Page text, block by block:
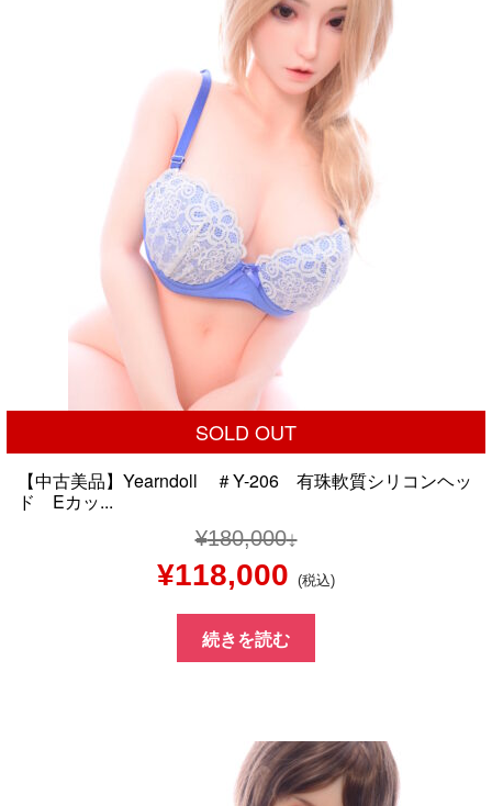
し
た。
¥65,000
で
す。
SOLD OUT
【中古美品】Yearndoll ＃Y-206 有珠軟質シリコンヘッ
ド Eカッ...
¥180,000
元
の
価
¥180,000
¥118,000 現
在
の
格
は
(税込)
続きを読む